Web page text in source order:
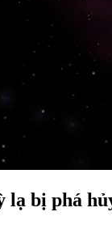
lạ bị phá